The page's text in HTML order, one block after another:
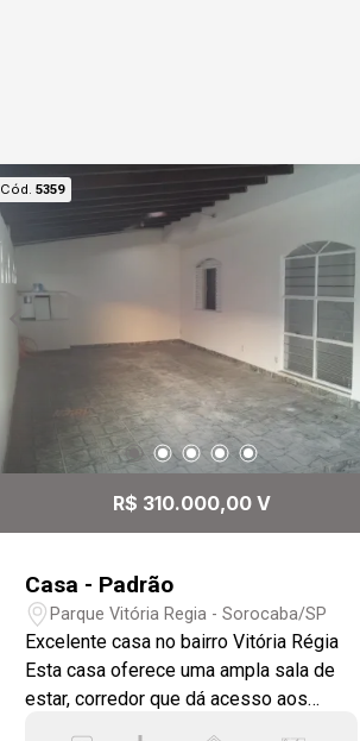
Cód. 5359
R$ 310.000,00 V
Casa - Padrão
Parque Vitória Regia - Sorocaba/SP
Excelente casa no bairro Vitória Régia
Esta casa oferece uma ampla sala de
estar, corredor que dá acesso aos